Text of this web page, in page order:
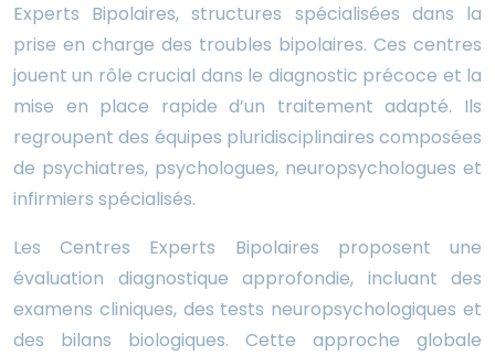
Experts Bipolaires, structures spécialisées dans la
prise en charge des troubles bipolaires. Ces centres
jouent un rôle crucial dans le diagnostic précoce et la
mise en place rapide d’un traitement adapté. Ils
regroupent des équipes pluridisciplinaires composées
de psychiatres, psychologues, neuropsychologues et
infirmiers spécialisés.
Les Centres Experts Bipolaires proposent une
évaluation diagnostique approfondie, incluant des
examens cliniques, des tests neuropsychologiques et
des bilans biologiques. Cette approche globale